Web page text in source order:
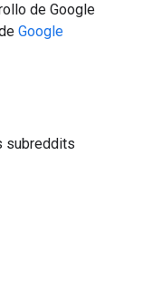
de Google
Google
subreddits